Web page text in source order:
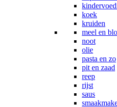
koek
kruiden
meel en
noot
olie
pasta en zo
pit en zaad
reep
rijst
saus